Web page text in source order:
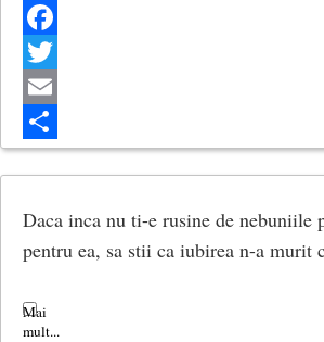
Facebook
Twitter
Email
Share
Daca inca nu ti-e rusine de nebuniile
pentru ea, sa stii ca iubirea n-a murit